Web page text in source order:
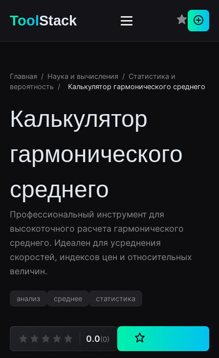
ToolStack
Главная / Наука и вычисления / Статистика и
вероятность / Калькулятор гармонического среднего
Калькулятор
гармонического
среднего
Профессиональный инструмент для
высокоточного расчета гармонического
среднего. Идеален для усреднения
скоростей, индексов цен и относительных
величин.
анализ среднее статистика
0.0(0)